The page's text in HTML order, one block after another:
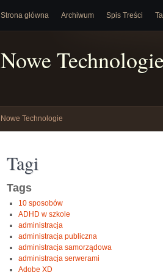
Strona główna Archiwum Spis Treści
Nowe
Nowe Technologie
Tagi
Tags
10 sposobów
ADHD w szkole
administracja
administracja publiczna
administracja samorządowa
administracja serwerami
Adobe XD